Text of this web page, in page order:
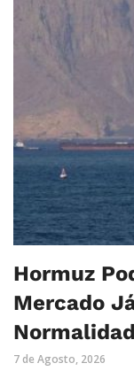
Hormuz
Mercado
7 de Agosto, 2026